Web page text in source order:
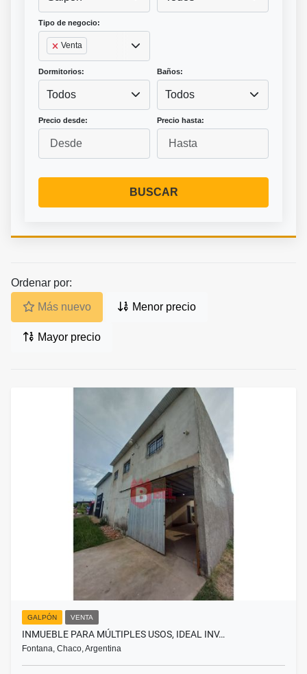
Tipo de negocio:
Venta
Dormitorios:
Todos
Baños:
Todos
Precio desde: Precio hasta:
BUSCAR
Ordenar por:
Más nuevo Menor precio
Mayor precio
GALPÓN VENTA
INMUEBLE PARA MÚLTIPLES USOS, IDEAL INV…
Fontana, Chaco, Argentina